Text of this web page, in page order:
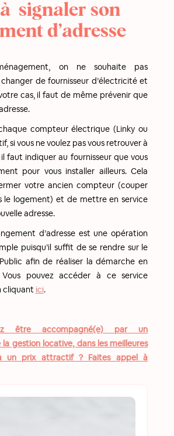
signaler son
d’adresse
on ne souhaite pas
de fournisseur d’électricité et
cas, il faut de même prévenir que
compteur électrique (Linky ou
si vous ne voulez pas vous retrouver à
faut indiquer au fournisseur que vous
pour vous installer ailleurs. Cela
votre ancien compteur (couper
le logement) et de mettre en service
adresse.
d’adresse est une opération
puisqu’il suffit de se rendre sur le
afin de réaliser la démarche en
Vous pouvez accéder à ce service
cliquant ici.
être accompagné(e) par un
la gestion locative, dans les meilleures
un prix attractif ? Faites appel à